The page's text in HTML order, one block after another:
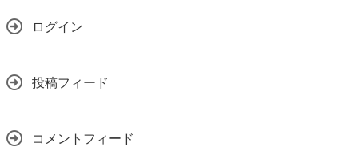
ログイン
投稿フィード
コメントフィード